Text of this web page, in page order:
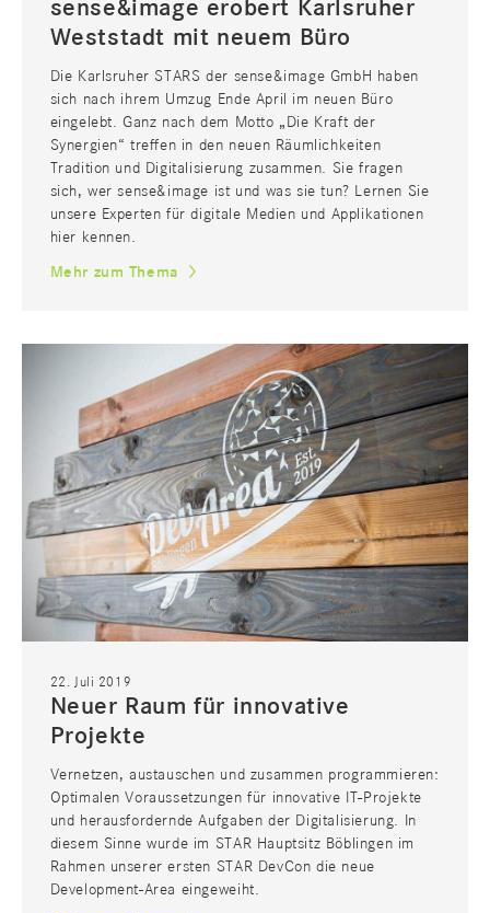
sense&image erobert Karlsruher
Weststadt mit neuem Büro
Die Karlsruher STARS der sense&image GmbH haben
sich nach ihrem Umzug Ende April im neuen Büro
eingelebt. Ganz nach dem Motto „Die Kraft der
Synergien“ treffen in den neuen Räumlichkeiten
Tradition und Digitalisierung zusammen. Sie fragen
sich, wer sense&image ist und was sie tun? Lernen Sie
unsere Experten für digitale Medien und Applikationen
hier kennen.
Mehr zum Thema
22. Juli 2019
Neuer Raum für innovative
Projekte
Vernetzen, austauschen und zusammen programmieren:
Optimalen Voraussetzungen für innovative IT-Projekte
und herausfordernde Aufgaben der Digitalisierung. In
diesem Sinne wurde im STAR Hauptsitz Böblingen im
Rahmen unserer ersten STAR DevCon die neue
Development-Area eingeweiht.